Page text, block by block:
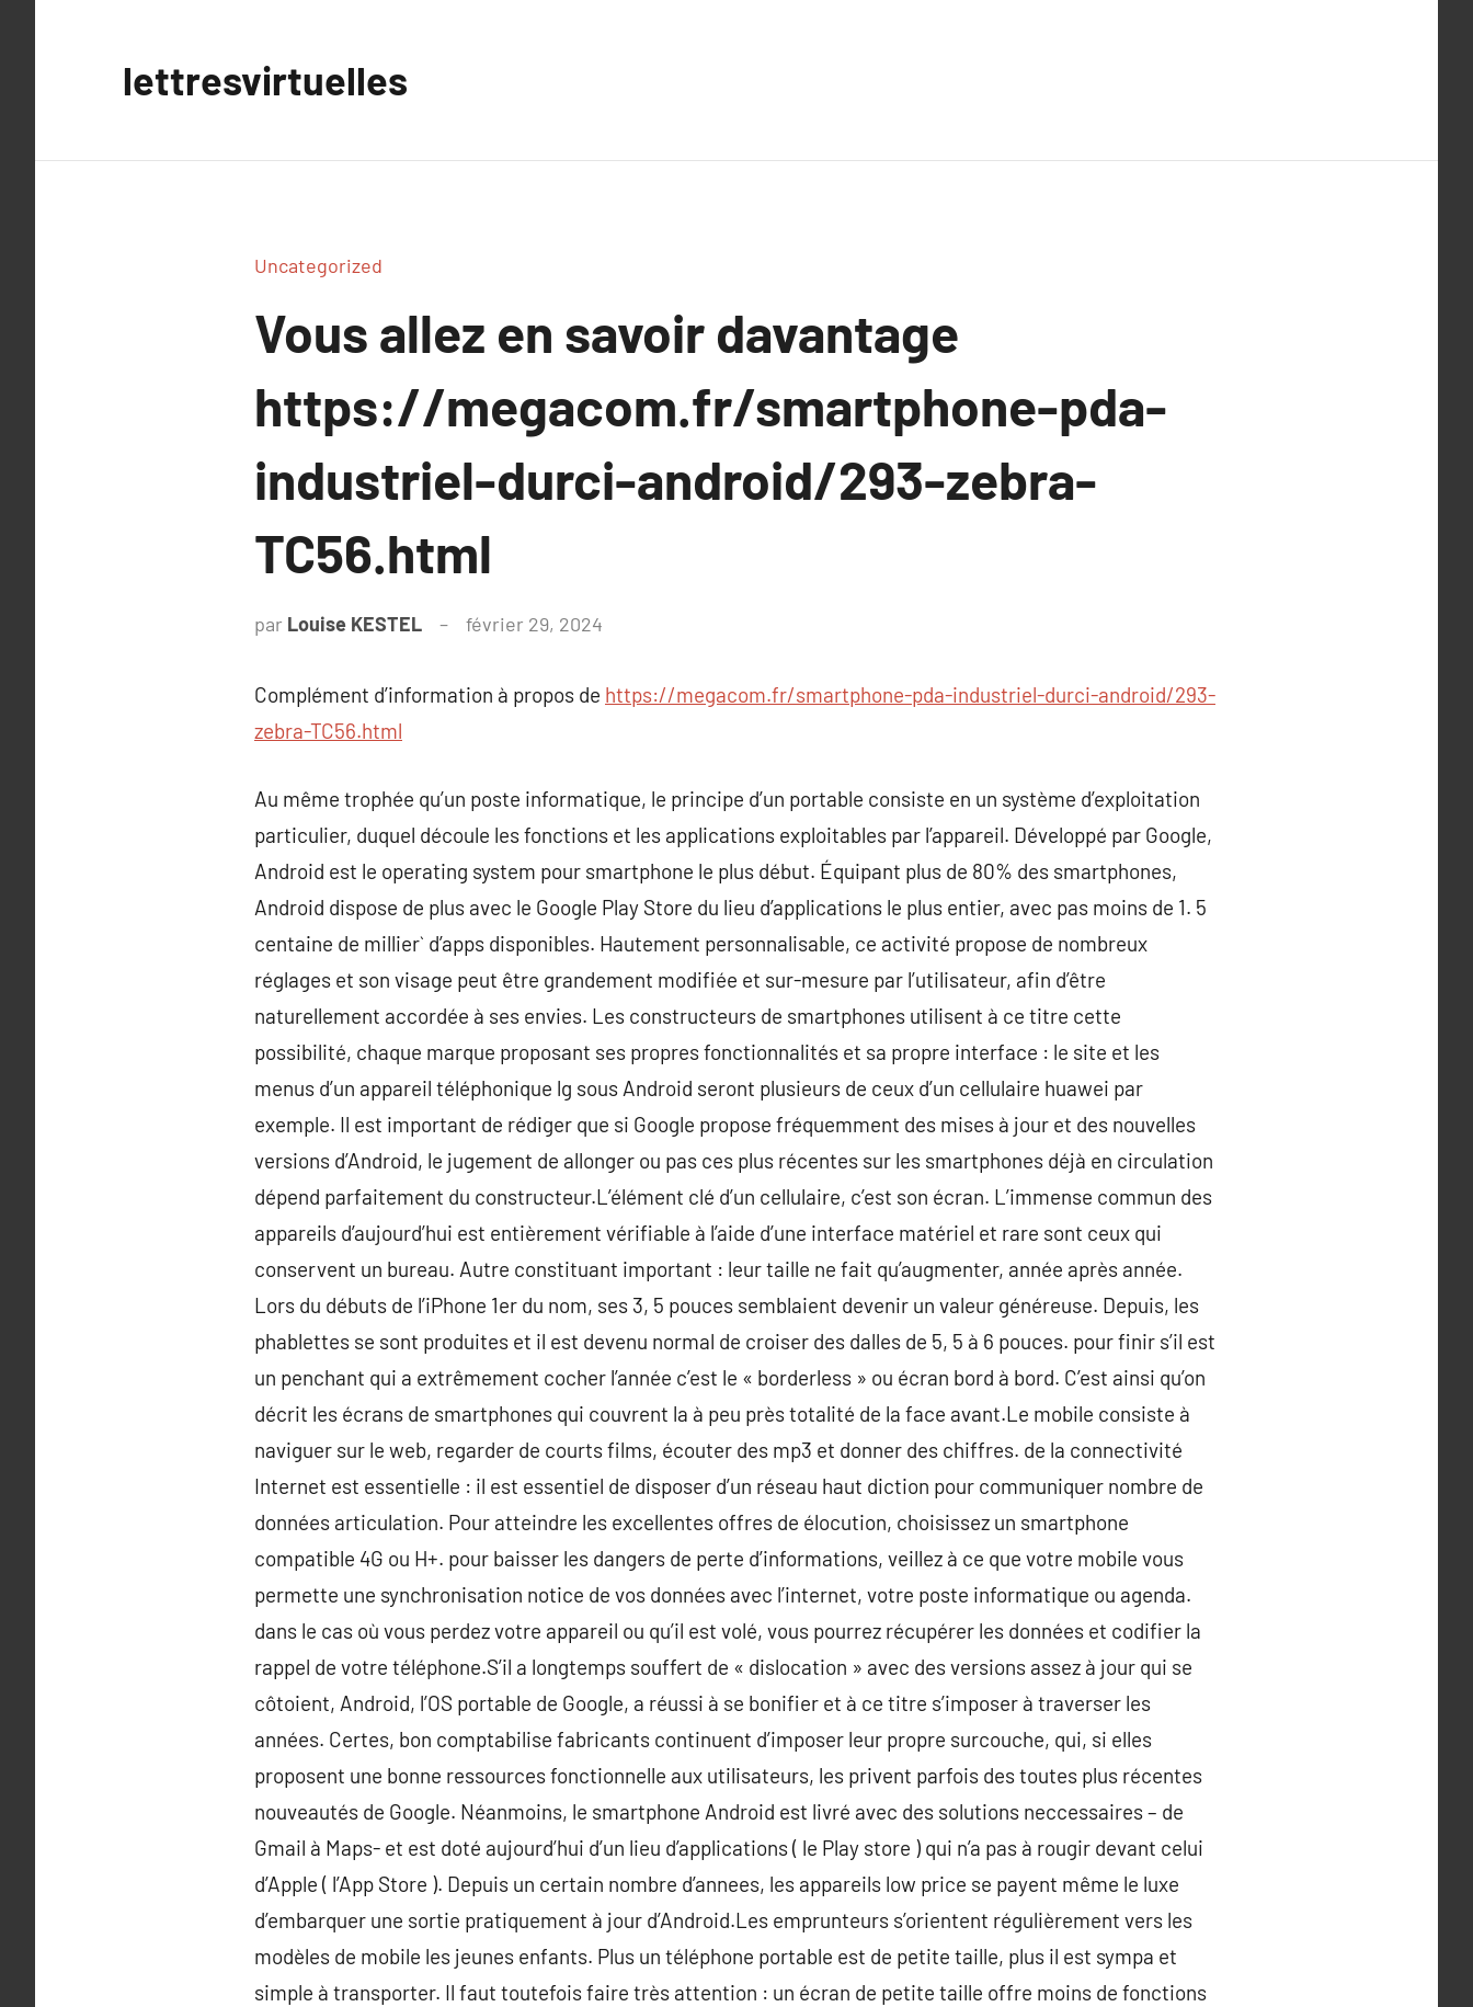
lettresvirtuelles
Uncategorized
Vous allez en savoir davantage
https://megacom.fr/smartphone-pda-
industriel-durci-android/293-zebra-
TC56.html
par Louise KESTEL février 29, 2024
Complément d’information à propos de https://megacom.fr/smartphone-pda-industriel-durci-android/293-
zebra-TC56.html
Au même trophée qu’un poste informatique, le principe d’un portable consiste en un système d’exploitation
particulier, duquel découle les fonctions et les applications exploitables par l’appareil. Développé par Google,
Android est le operating system pour smartphone le plus début. Équipant plus de 80% des smartphones,
Android dispose de plus avec le Google Play Store du lieu d’applications le plus entier, avec pas moins de 1. 5
centaine de millier` d’apps disponibles. Hautement personnalisable, ce activité propose de nombreux
réglages et son visage peut être grandement modifiée et sur-mesure par l’utilisateur, afin d’être
naturellement accordée à ses envies. Les constructeurs de smartphones utilisent à ce titre cette
possibilité, chaque marque proposant ses propres fonctionnalités et sa propre interface : le site et les
menus d’un appareil téléphonique lg sous Android seront plusieurs de ceux d’un cellulaire huawei par
exemple. Il est important de rédiger que si Google propose fréquemment des mises à jour et des nouvelles
versions d’Android, le jugement de allonger ou pas ces plus récentes sur les smartphones déjà en circulation
dépend parfaitement du constructeur.L’élément clé d’un cellulaire, c’est son écran. L’immense commun des
appareils d’aujourd’hui est entièrement vérifiable à l’aide d’une interface matériel et rare sont ceux qui
conservent un bureau. Autre constituant important : leur taille ne fait qu’augmenter, année après année.
Lors du débuts de l’iPhone 1er du nom, ses 3, 5 pouces semblaient devenir un valeur généreuse. Depuis, les
phablettes se sont produites et il est devenu normal de croiser des dalles de 5, 5 à 6 pouces. pour finir s’il est
un penchant qui a extrêmement cocher l’année c’est le « borderless » ou écran bord à bord. C’est ainsi qu’on
décrit les écrans de smartphones qui couvrent la à peu près totalité de la face avant.Le mobile consiste à
naviguer sur le web, regarder de courts films, écouter des mp3 et donner des chiffres. de la connectivité
Internet est essentielle : il est essentiel de disposer d’un réseau haut diction pour communiquer nombre de
données articulation. Pour atteindre les excellentes offres de élocution, choisissez un smartphone
compatible 4G ou H+. pour baisser les dangers de perte d’informations, veillez à ce que votre mobile vous
permette une synchronisation notice de vos données avec l’internet, votre poste informatique ou agenda.
dans le cas où vous perdez votre appareil ou qu’il est volé, vous pourrez récupérer les données et codifier la
rappel de votre téléphone.S’il a longtemps souffert de « dislocation » avec des versions assez à jour qui se
côtoient, Android, l’OS portable de Google, a réussi à se bonifier et à ce titre s’imposer à traverser les
années. Certes, bon comptabilise fabricants continuent d’imposer leur propre surcouche, qui, si elles
proposent une bonne ressources fonctionnelle aux utilisateurs, les privent parfois des toutes plus récentes
nouveautés de Google. Néanmoins, le smartphone Android est livré avec des solutions neccessaires – de
Gmail à Maps- et est doté aujourd’hui d’un lieu d’applications ( le Play store ) qui n’a pas à rougir devant celui
d’Apple ( l’App Store ). Depuis un certain nombre d’annees, les appareils low price se payent même le luxe
d’embarquer une sortie pratiquement à jour d’Android.Les emprunteurs s’orientent régulièrement vers les
modèles de mobile les jeunes enfants. Plus un téléphone portable est de petite taille, plus il est sympa et
simple à transporter. Il faut toutefois faire très attention : un écran de petite taille offre moins de fonctions